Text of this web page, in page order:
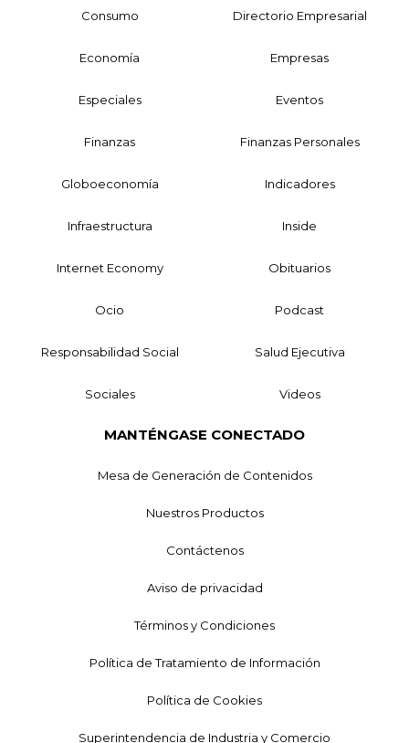
Consumo Directorio Empresarial
Economía Empresas
Especiales Eventos
Finanzas Finanzas Personales
Globoeconomía Indicadores
Infraestructura Inside
Internet Economy Obituarios
Ocio Podcast
Responsabilidad Social Salud Ejecutiva
Sociales Videos
MANTÉNGASE CONECTADO
Mesa de Generación de Contenidos
Nuestros Productos
Contáctenos
Aviso de privacidad
Términos y Condiciones
Política de Tratamiento de Información
Política de Cookies
Superintendencia de Industria y Comercio